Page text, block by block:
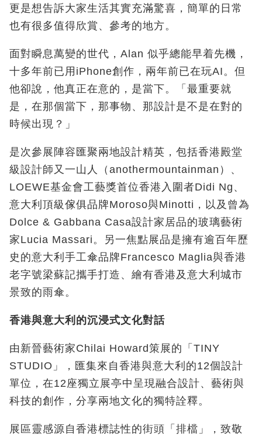
更是想告訴大家生活其實充滿驚喜，簡單的日常
也有很多值得欣賞、參考的地方。
面對瞬息萬變的世代，Alan 似乎總能早着先機，
十多年前已用 iPhone創作，兩年前已在玩AI。但
他卻說，他真正在意的，是當下。「最重要就
是，在那個當下，那事物、那設計是不是在對的
時候出現？」
是次參展陣容匯聚兩地設計精英，包括香港殿堂
級設計師又一山人（anothermountainman ）、
LOEWE基金會工藝獎首位香港入圍者Didi Ng 、
意大利頂級傢俱品牌Moroso與Minotti ，以及曾為
Dolce & Gabbana Casa設計家居品的玻璃藝術
家Lucia Massari。 另一焦點展品是擁有逾百年歷
史的意大利手工傘品牌Francesco Maglia與香港
老字號梁蘇記攜手打造、繪有香港及意大利城市
景致的雨傘。
香港與意大利的沉浸式文化對話
由新晉藝術家Chilai Howard策展的「 TINY
STUDIO 」，匯集來自香港與意大利的12個設計
單位，在12座獨立展亭中呈現融合設計、藝術與
科技的創作，分享兩地文化的獨特詮釋。
展區靈感源自香港標誌性的街頭「排檔」，致敬